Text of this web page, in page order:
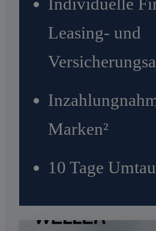
Individuelle
Leasing- und
Marken²
10 Tage